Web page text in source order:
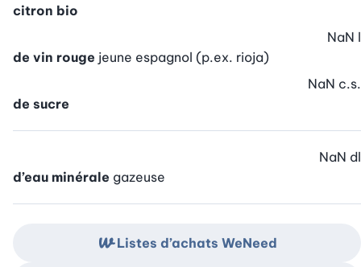
citron bio
de vin rouge jeune espagnol (p.ex. rioja)
NaN l
de sucre
NaN c.s.
d’eau minérale gazeuse
NaN dl
Listes d’achats WeNeed